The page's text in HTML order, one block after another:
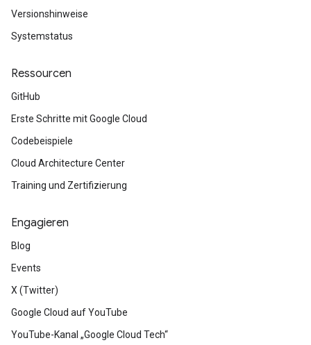
Versionshinweise
Systemstatus
Ressourcen
GitHub
Erste Schritte mit Google Cloud
Codebeispiele
Cloud Architecture Center
Training und Zertifizierung
Engagieren
Blog
Events
X (Twitter)
Google Cloud auf YouTube
YouTube-Kanal „Google Cloud Tech“